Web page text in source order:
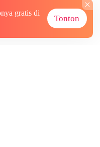
gratis di
Tonton